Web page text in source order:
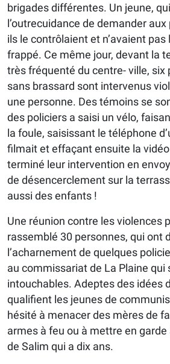
brigades différentes. Un jeune,
l’outrecuidance de demander
ils le contrôlaient et n’avaient
frappé. Ce même jour, devant la
très fréquenté du centre- ville, six
sans brassard sont intervenus
une personne. Des témoins se
des policiers a saisi un vélo,
la foule, saisissant le téléphone
filmait et effaçant ensuite la
terminé leur intervention en
de désencerclement sur la
aussi des enfants !
Une réunion contre les violences
rassemblé 30 personnes, qui ont
l’acharnement de quelques
au commissariat de La Plaine qui
intouchables. Adeptes des idées
qualifient les jeunes de
hésité à menacer des mères de
armes à feu ou à mettre en
de Salim qui a dix ans.